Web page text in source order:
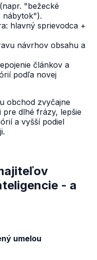
"bežecké
nábytok").
hlavný sprievodca +
návrhov obsahu a
článkov a
podľa novej
obchod zvyčajne
pre dlhé frázy, lepšie
a vyšší podiel
- a
umelou